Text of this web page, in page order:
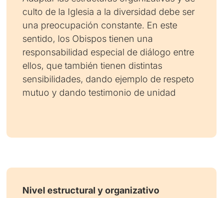
culto de la Iglesia a la diversidad debe ser
una preocupación constante. En este
sentido, los Obispos tienen una
responsabilidad especial de diálogo entre
ellos, que también tienen distintas
sensibilidades, dando ejemplo de respeto
mutuo y dando testimonio de unidad
Nivel estructural y organizativo